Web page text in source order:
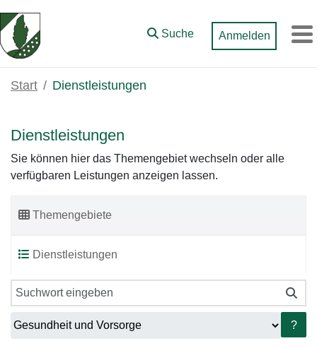
Zum Hauptinhalt springen
Suche Anmelden
Start Dienstleistungen
Dienstleistungen
Sie können hier das Themengebiet wechseln oder alle
verfügbaren Leistungen anzeigen lassen.
Themengebiete
Dienstleistungen
?